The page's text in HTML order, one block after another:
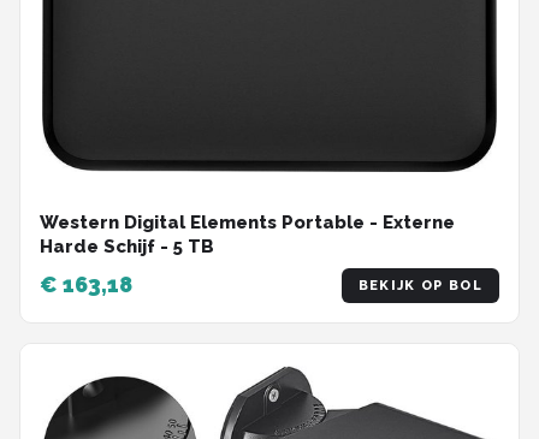
Western Digital Elements Portable - Externe
Harde Schijf - 5 TB
€ 163,18 BEKIJK OP BOL